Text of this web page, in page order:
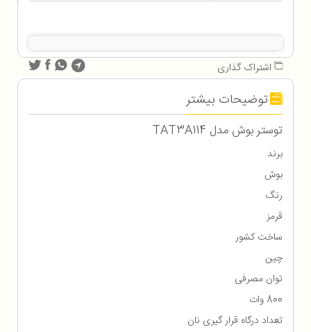
اشتراک گذاری
توضیحات بیشتر
توستر بوش مدل TAT3A114
برند
بوش
رنگ
قرمز
ساخت کشور
چین
توان مصرفی
800 وات
تعداد درگاه قرار گیری نان